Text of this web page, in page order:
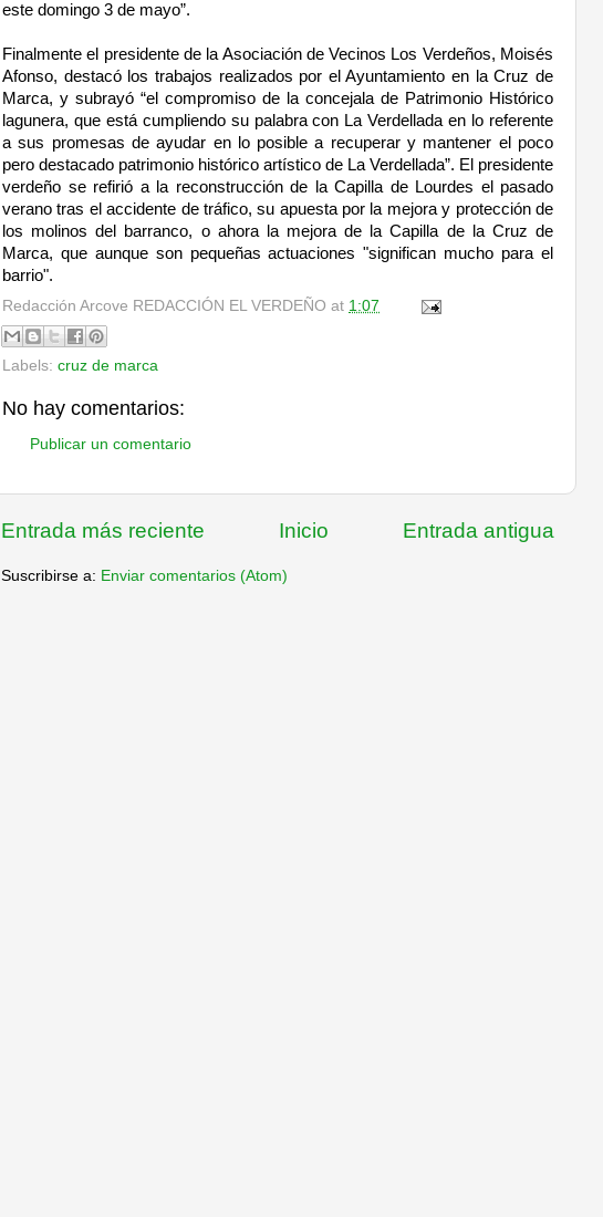
este domingo 3 de mayo”.
Finalmente el presidente de la Asociación de Vecinos Los Verdeños, Moisés
Afonso, destacó los trabajos realizados por el Ayuntamiento en la Cruz de
Marca, y subrayó “el compromiso de la concejala de Patrimonio Histórico
lagunera, que está cumpliendo su palabra con La Verdellada en lo referente
a sus promesas de ayudar en lo posible a recuperar y mantener el poco
pero destacado patrimonio histórico artístico de La Verdellada”. El presidente
verdeño se refirió a la reconstrucción de la Capilla de Lourdes el pasado
verano tras el accidente de tráfico, su apuesta por la mejora y protección de
los molinos del barranco, o ahora la mejora de la Capilla de la Cruz de
Marca, que aunque son pequeñas actuaciones "significan mucho para el
barrio".
Redacción Arcove REDACCIÓN EL VERDEÑO at 1:07
Labels: cruz de marca
No hay comentarios:
Publicar un comentario
Entrada más reciente Entrada antigua
Inicio
Suscribirse a: Enviar comentarios (Atom)